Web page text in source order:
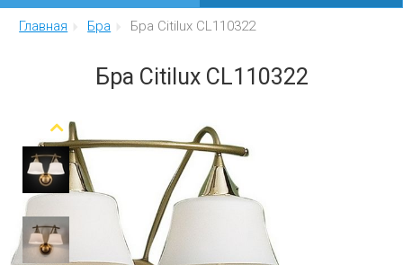
Люстры
Интерьерные
Уличные
Распродажа
Еще
Главная Бра Бра Citilux CL110322
Бра Citilux CL110322